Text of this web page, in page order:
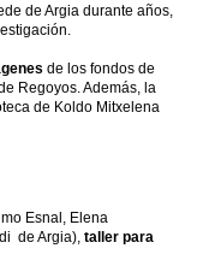
de Argia durante años,
de los fondos de
Regoyos. Además, la
de Koldo Mitxelena
Esnal, Elena
de Argia), taller para